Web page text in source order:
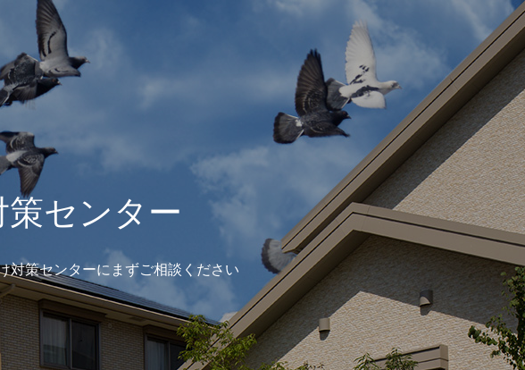
センター
対策センターにまずご相談ください